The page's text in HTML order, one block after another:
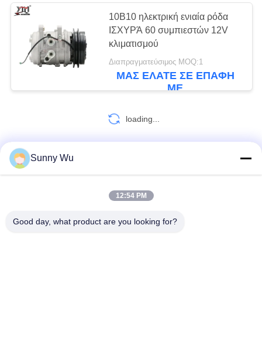
10B10 ηλεκτρική ενιαία ρόδα
ΙΣΧΥΡΆ 60 συμπιεστών 12V
κλιματισμού
Διαπραγματεύσιμος MOQ:1
ΜΑΣ ΕΛΆΤΕ ΣΕ ΕΠΑΦΉ
ΜΕ
loading...
Sunny Wu
12:54 PM
Good day, what product are you looking for?